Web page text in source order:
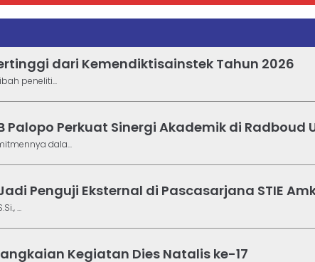
dari Kemendiktisainstek Tahun 2026
peneliti...
Palopo Perkuat Sinergi Akademik di Radboud
dala...
Penguji Eksternal di Pascasarjana STIE
...
Kegiatan Dies Natalis ke-17